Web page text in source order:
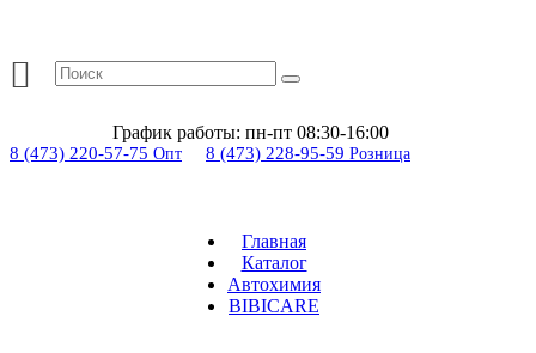
График работы: пн-пт 08:30-16:00
8 (473) 220-57-75 Опт 8 (473) 228-95-59 Розница
Главная
Каталог
Автохимия
BIBICARE